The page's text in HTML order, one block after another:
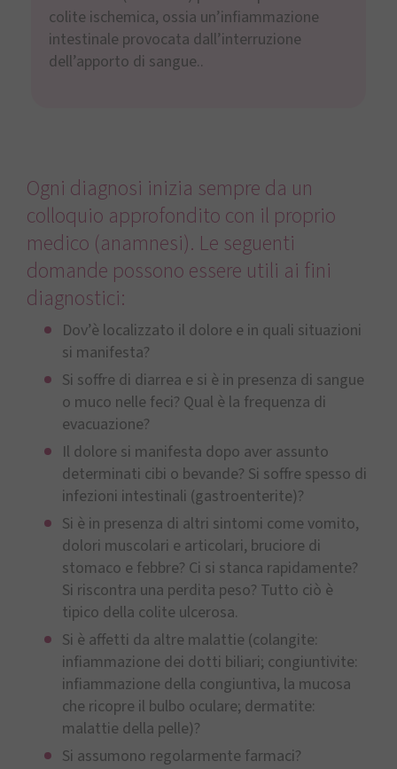
colite ischemica, ossia un’infiammazione
intestinale provocata dall’interruzione
dell’apporto di sangue..
Ogni diagnosi inizia sempre da un
colloquio approfondito con il proprio
medico (anamnesi). Le seguenti
domande possono essere utili ai fini
diagnostici:
Dov’è localizzato il dolore e in quali situazioni
si manifesta?
Si soffre di diarrea e si è in presenza di sangue
o muco nelle feci? Qual è la frequenza di
evacuazione?
Il dolore si manifesta dopo aver assunto
determinati cibi o bevande? Si soffre spesso di
infezioni intestinali (gastroenterite)?
Si è in presenza di altri sintomi come vomito,
dolori muscolari e articolari, bruciore di
stomaco e febbre? Ci si stanca rapidamente?
Si riscontra una perdita peso? Tutto ciò è
tipico della colite ulcerosa.
Si è affetti da altre malattie (colangite:
infiammazione dei dotti biliari; congiuntivite:
infiammazione della congiuntiva, la mucosa
che ricopre il bulbo oculare; dermatite:
malattie della pelle)?
Si assumono regolarmente farmaci?